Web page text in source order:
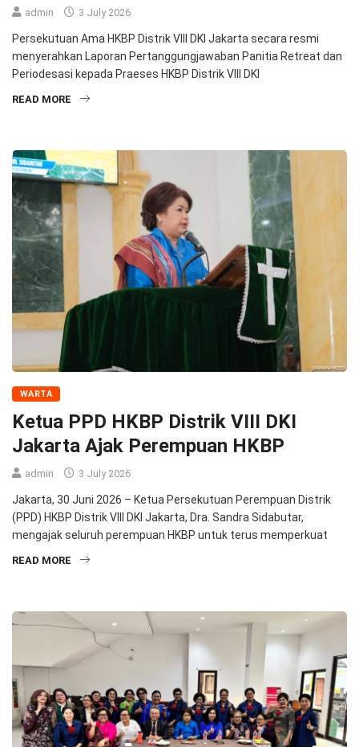
admin 3 July 2026
Persekutuan Ama HKBP Distrik VIII DKI Jakarta secara resmi
menyerahkan Laporan Pertanggungjawaban Panitia Retreat dan
Periodesasi kepada Praeses HKBP Distrik VIII DKI
READ MORE
WARTA
Ketua PPD HKBP Distrik VIII DKI
Jakarta Ajak Perempuan HKBP
admin 3 July 2026
Jakarta, 30 Juni 2026 – Ketua Persekutuan Perempuan Distrik
(PPD) HKBP Distrik VIII DKI Jakarta, Dra. Sandra Sidabutar,
mengajak seluruh perempuan HKBP untuk terus memperkuat
READ MORE